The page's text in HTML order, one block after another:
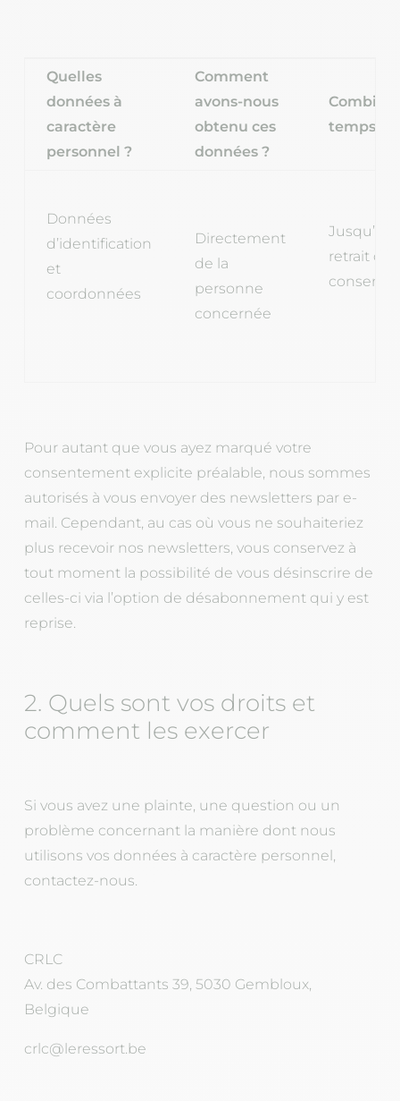
Quelles
données à
caractère
personnel ?
Comment
avons-nous
obtenu ces
données ?
Combien
temps ?
Données
d’identification
et
coordonnées
Directement
de la
personne
concernée
Jusqu’au
retrait du
Pour autant que vous ayez marqué votre
consentement explicite préalable, nous sommes
autorisés à vous envoyer des newsletters par e-
mail. Cependant, au cas où vous ne souhaiteriez
plus recevoir nos newsletters, vous conservez à
tout moment la possibilité de vous désinscrire de
celles-ci via l’option de désabonnement qui y est
reprise.
2. Quels sont vos droits et
comment les exercer
Si vous avez une plainte, une question ou un
problème concernant la manière dont nous
utilisons vos données à caractère personnel,
contactez-nous.
CRLC
Av. des Combattants 39, 5030 Gembloux,
Belgique
crlc@leressort.be